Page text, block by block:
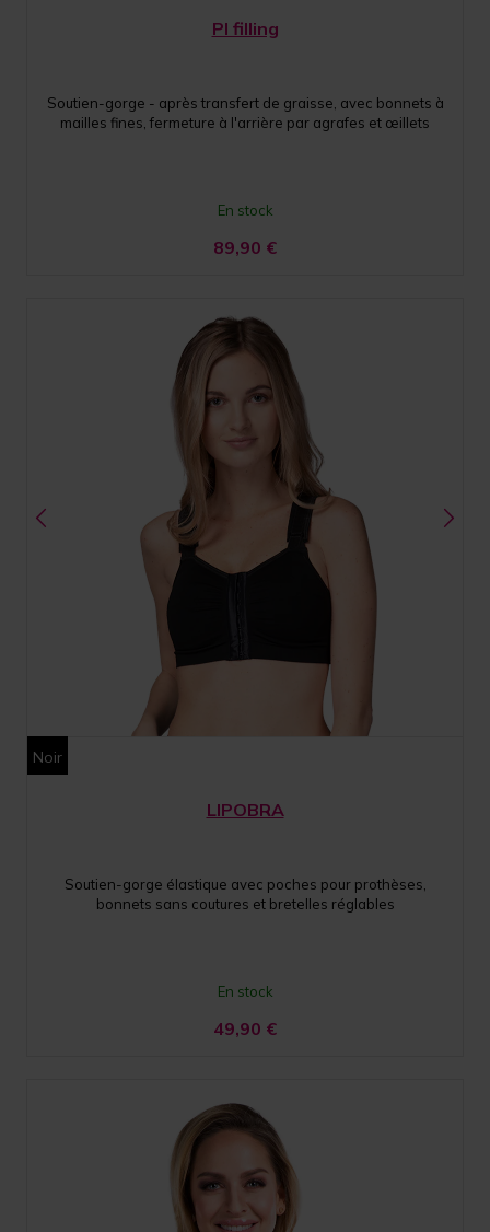
PI filling
Soutien-gorge - après transfert de graisse, avec bonnets à
mailles fines, fermeture à l'arrière par agrafes et œillets
En stock
89,90 €
Noir
LIPOBRA
Soutien-gorge élastique avec poches pour prothèses,
bonnets sans coutures et bretelles réglables
En stock
49,90 €